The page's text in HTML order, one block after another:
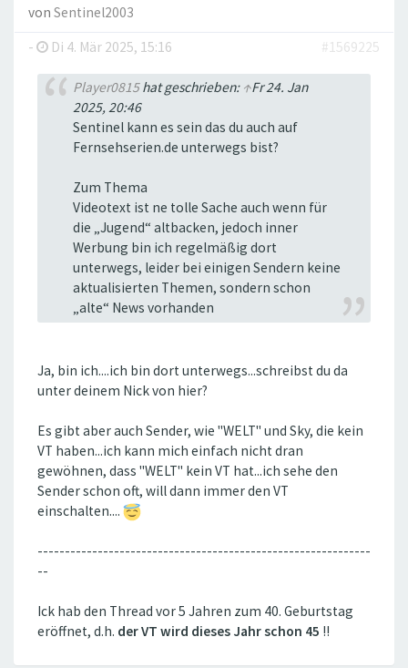
von Sentinel2003
-
Di 4. Mär 2025, 15:16 #1569225
Player0815hat geschrieben: ↑Fr 24. Jan
2025, 20:46
Sentinel kann es sein das du auch auf
Fernsehserien.de unterwegs bist?
Zum Thema
Videotext ist ne tolle Sache auch wenn für
die „Jugend“ altbacken, jedoch inner
Werbung bin ich regelmäßig dort
unterwegs, leider bei einigen Sendern keine
aktualisierten Themen, sondern schon
„alte“ News vorhanden
Ja, bin ich....ich bin dort unterwegs...schreibst du da
unter deinem Nick von hier?
Es gibt aber auch Sender, wie "WELT" und Sky, die kein
VT haben...ich kann mich einfach nicht dran
gewöhnen, dass "WELT" kein VT hat...ich sehe den
Sender schon oft, will dann immer den VT
einschalten....
-------------------------------------------------------------
--
Ick hab den Thread vor 5 Jahren zum 40. Geburtstag
eröffnet, d.h. der VT wird dieses Jahr schon 45 !!